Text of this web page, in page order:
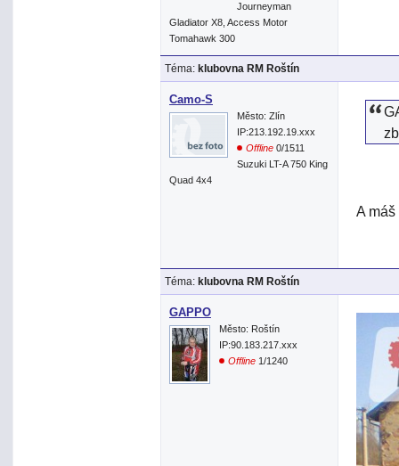
Journeyman
Gladiator X8, Access Motor
Tomahawk 300
Téma: klubovna RM Roštín
Camo-S
Město: Zlín
IP:213.192.19.xxx
Offline 0/1511
Suzuki LT-A 750 King
Quad 4x4
A
Téma: klubovna RM Roštín
GAPPO
Město: Roštín
IP:90.183.217.xxx
Offline 1/1240